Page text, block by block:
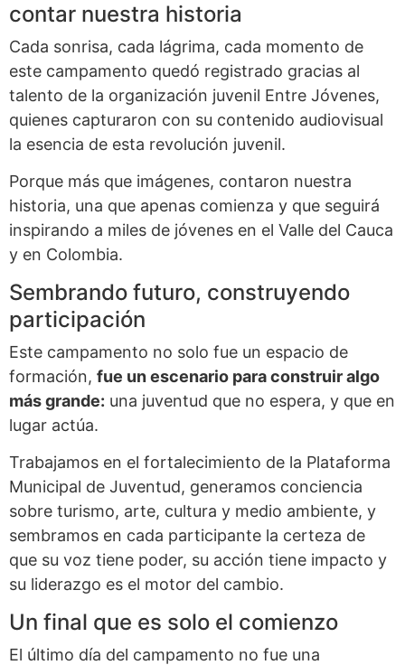
contar nuestra historia
Cada sonrisa, cada lágrima, cada momento de
este campamento quedó registrado gracias al
talento de la organización juvenil Entre Jóvenes,
quienes capturaron con su contenido audiovisual
la esencia de esta revolución juvenil.
Porque más que imágenes, contaron nuestra
historia, una que apenas comienza y que seguirá
inspirando a miles de jóvenes en el Valle del Cauca
y en Colombia.
Sembrando futuro, construyendo
participación
Este campamento no solo fue un espacio de
formación, fue un escenario para construir algo
más grande: una juventud que no espera, y que en
lugar actúa.
Trabajamos en el fortalecimiento de la Plataforma
Municipal de Juventud, generamos conciencia
sobre turismo, arte, cultura y medio ambiente, y
sembramos en cada participante la certeza de
que su voz tiene poder, su acción tiene impacto y
su liderazgo es el motor del cambio.
Un final que es solo el comienzo
El último día del campamento no fue una